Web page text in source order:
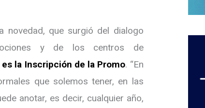
novedad, que surgió del dialogo
y de los centros de
la Inscripción de la Promo. “En
que solemos tener, en las
anotar, es decir, cualquier año,